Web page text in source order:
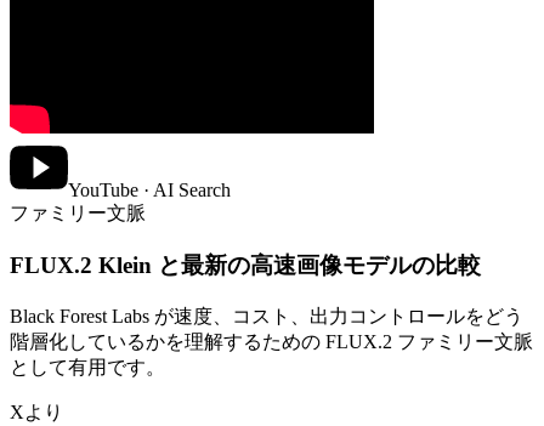
YouTube · AI Search
ファミリー文脈
FLUX.2 Klein と最新の高速画像モデルの比較
Black Forest Labs が速度、コスト、出力コントロールをどう
階層化しているかを理解するための FLUX.2 ファミリー文脈
として有用です。
Xより